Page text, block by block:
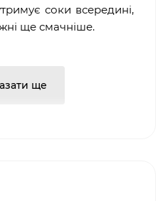
соки всередині,
ще смачніше.
стильних і
дозволяє легко
робочої поверхні.
ще